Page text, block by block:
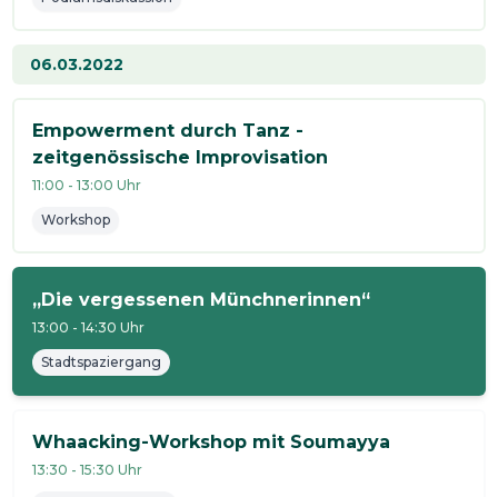
06.03.2022
Empowerment durch Tanz -
zeitgenössische Improvisation
11:00 -13:00 Uhr
Workshop
„Die vergessenen Münchnerinnen“
13:00 -14:30 Uhr
Stadtspaziergang
Whaacking-Workshop mit Soumayya
13:30 -15:30 Uhr